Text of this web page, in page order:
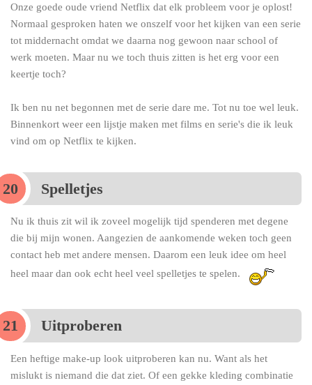
Onze goede oude vriend Netflix dat elk probleem voor je oplost!
Normaal gesproken haten we onszelf voor het kijken van een serie
tot middernacht omdat we daarna nog gewoon naar school of
werk moeten. Maar nu we toch thuis zitten is het erg voor een
keertje toch?
Ik ben nu net begonnen met de serie dare me. Tot nu toe wel leuk.
Binnenkort weer een lijstje maken met films en serie's die ik leuk
vind om op Netflix te kijken.
Spelletjes
Nu ik thuis zit wil ik zoveel mogelijk tijd spenderen met degene
die bij mijn wonen. Aangezien de aankomende weken toch geen
contact heb met andere mensen. Daarom een leuk idee om heel
heel maar dan ook echt heel veel spelletjes te spelen.
Uitproberen
Een heftige make-up look uitproberen kan nu. Want als het
mislukt is niemand die dat ziet. Of een gekke kleding combinatie